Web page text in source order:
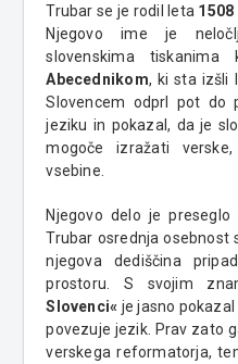
Trubar se je rodil leta 1508
Njegovo ime je
slovenskima tiskanima
Abecednikom, ki sta izšli
Slovencem odprl pot do
jeziku in pokazal, da je
mogoče izražati
vsebine.
Njegovo delo je
Trubar osrednja osebnost
njegova dediščina
prostoru. S svojim
Slovenci« je jasno
povezuje jezik. Prav zato
verskega reformatorja,